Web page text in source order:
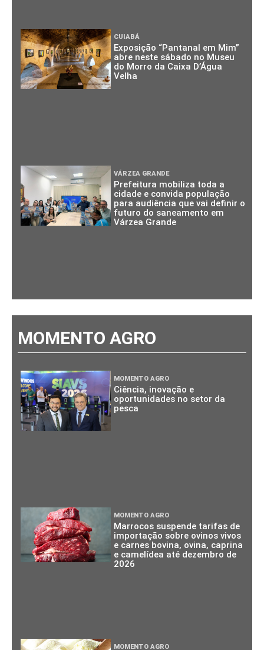
CUIABÁ
Exposição “Pantanal em Mim”
abre neste sábado no Museu
do Morro da Caixa D’Água
Velha
VÁRZEA GRANDE
Prefeitura mobiliza toda a
cidade e convida população
para audiência que vai definir o
futuro do saneamento em
Várzea Grande
MOMENTO AGRO
MOMENTO AGRO
Ciência, inovação e
oportunidades no setor da
pesca
MOMENTO AGRO
Marrocos suspende tarifas de
importação sobre ovinos vivos
e carnes bovina, ovina, caprina
e camelídea até dezembro de
2026
MOMENTO AGRO